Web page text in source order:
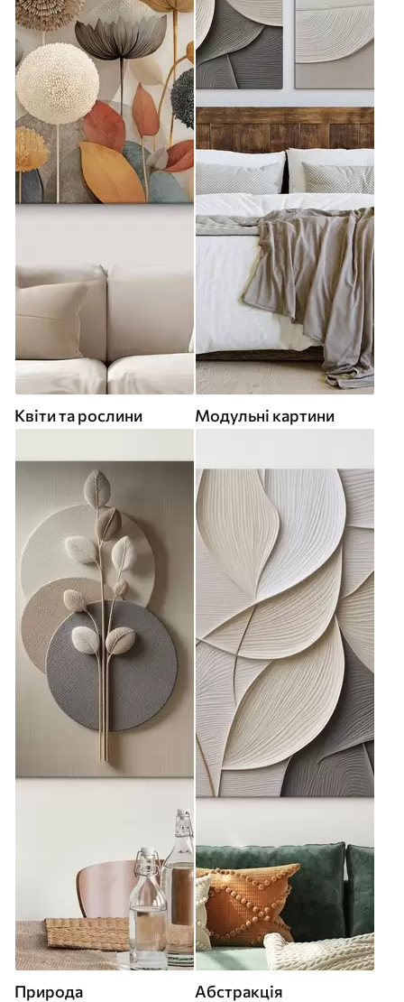
Квіти та рослини Модульні картини
Природа Абстракція